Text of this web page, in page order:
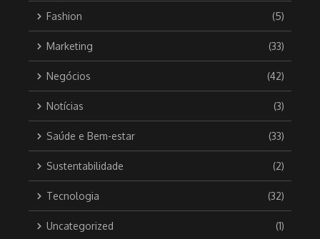
Fashion (5)
Marketing (33)
Negócios (42)
Notícias (3)
Saúde e Bem-estar (33)
Sustentabilidade (2)
Tecnologia (32)
Uncategorized (1)